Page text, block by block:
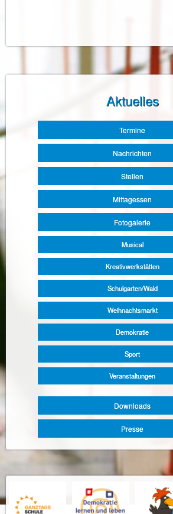
Aktuelles
überspringen
Termine
Nachrichten
Stellen
Mittagessen
Fotogalerie
Musical
Kreativwerkstätten
Schulgarten/Wald
Weihnachtsmarkt
Demokratie
Sport
Veranstaltungen
Downloads
Presse